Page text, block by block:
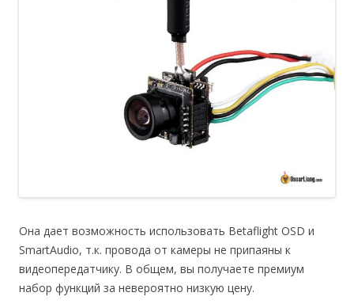
Она дает возможность использовать Betaflight OSD и
SmartAudio, т.к. провода от камеры не припаяны к
видеопередатчику. В общем, вы получаете премиум
набор функций за невероятно низкую цену.